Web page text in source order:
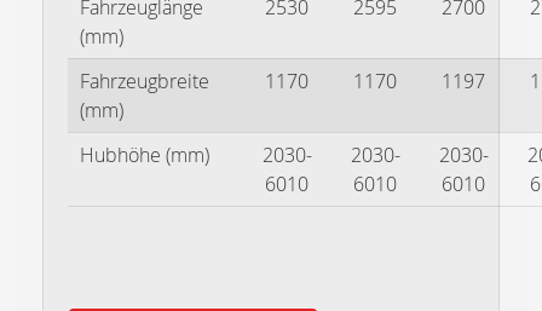
Fahrzeuglänge
(mm)
2530 2595 2700
Fahrzeugbreite
(mm)
1170 1170 1197
Hubhöhe (mm)
2030-
6010
2030-
6010
2030-
6010